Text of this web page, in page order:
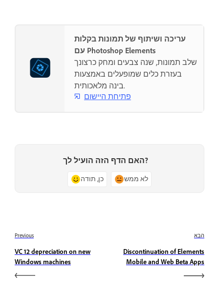
עריכה ושיתוף של תמונות בקלות
עם Photoshop Elements
שלב תמונות, שנה צבעים ומחק כרצונך
בעזרת כלים שמופעלים באמצעות
בינה מלאכותית.
פתיחת היישום
האם הדף הזה הועיל לך?
כן, תודה לא ממש
Previous
VC 12 depreciation on new
Windows machines
הבא
Discontinuation of Elements
Mobile and Web Beta Apps